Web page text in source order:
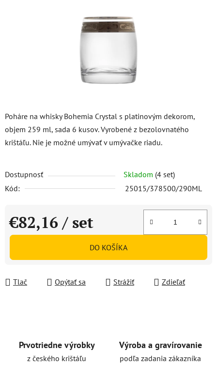
Poháre na whisky Bohemia Crystal s platinovým dekorom,
objem 259 ml, sada 6 kusov. Vyrobené z bezolovnatého
krištáľu. Nie je možné umývať v umývačke riadu.
Dostupnosť Skladom (4 set)
Kód:
25015/378500/290ML
€82,16 / set
Jednotková cena:
DO KOŠÍKA
Tlač Opýtať sa Strážiť Zdieľať
Prvotriedne výrobky
z českého krištáľu
Výroba a gravírovanie
podľa zadania zákazníka